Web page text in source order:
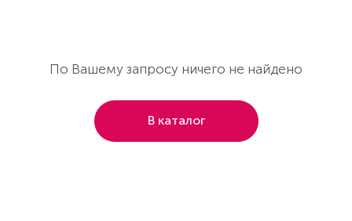
По Вашему запросу ничего не найдено
В каталог